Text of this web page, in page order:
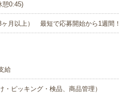
憩0:45)
ヶ月以上） 最短で応募開始から1週間！
給
・ピッキング・検品、商品管理）